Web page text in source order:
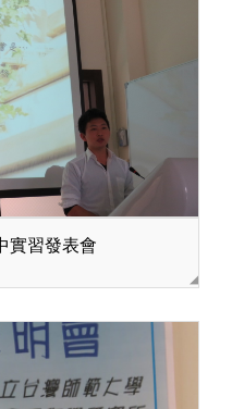
實習發表會